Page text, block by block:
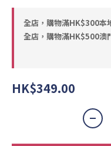
全店，購物滿HK$300本
全店，購物滿HK$500澳
HK$349.00